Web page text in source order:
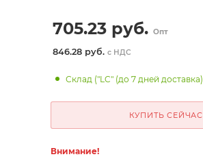
705.23руб. Опт
846.28 руб. с НДС
Склад ("LC" (до 7 дней
КУПИТЬ СЕЙЧАС
Внимание!